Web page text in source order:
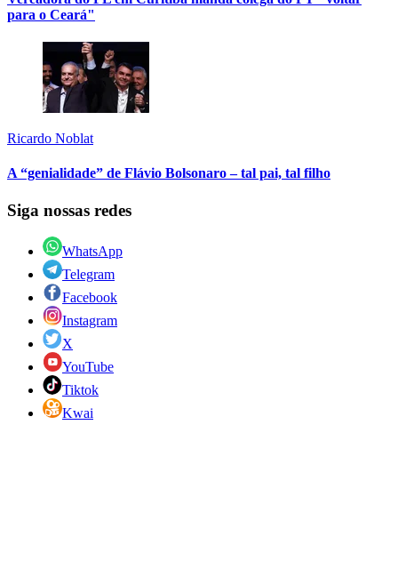
para o Ceará"
Ricardo Noblat
A “genialidade” de Flávio Bolsonaro – tal pai, tal filho
Siga nossas redes
WhatsApp
Telegram
Facebook
Instagram
X
YouTube
Tiktok
Kwai